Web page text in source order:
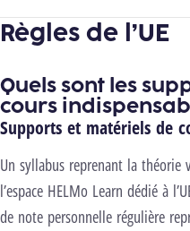
Règles de l’UE
Quels sont les
cours
Supports et matériels de
Un syllabus reprenant la théorie
l’espace HELMo Learn dédié à
de note personnelle régulière